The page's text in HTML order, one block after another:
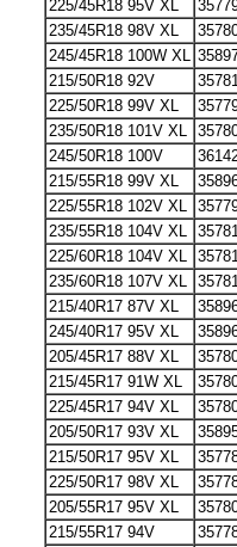
225/45R18 95V XL
235/45R18 98V XL
245/45R18 100W XL
215/50R18 92V
225/50R18 99V XL
235/50R18 101V XL
245/50R18 100V
215/55R18 99V XL
225/55R18 102V XL
235/55R18 104V XL
225/60R18 104V XL
235/60R18 107V XL
215/40R17 87V XL
245/40R17 95V XL
205/45R17 88V XL
215/45R17 91W XL
225/45R17 94V XL
205/50R17 93V XL
215/50R17 95V XL
225/50R17 98V XL
205/55R17 95V XL
215/55R17 94V